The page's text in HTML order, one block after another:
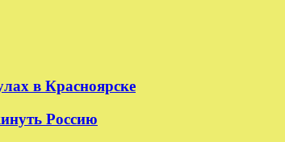
в Красноярске
Россию